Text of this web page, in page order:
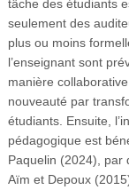
tâche des étudiants
seulement des
plus ou moins
l’enseignant sont
manière
nouveauté par
étudiants. Ensuite,
pédagogique est
Paquelin (2024), par
Aïm et Depoux